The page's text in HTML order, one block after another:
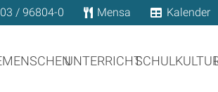
/ 96804-0 Mensa Kalender
MENSCHENUNTERRICHT